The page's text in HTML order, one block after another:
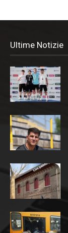
Ultime Notizie